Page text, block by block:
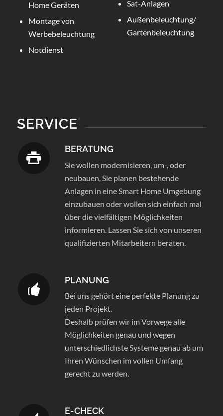
Home Geräten
Montage von
Werbebeleuchtung
Notdienst
Sat-Anlagen
Außenbeleuchtung/
Gartenbeleuchtung
SERVICE
BERATUNG
Sie wollen modernisieren, um-, oder
neubauen, Sie planen bestehende
Anlagen in eine Smart Home Umgebung
einzubauen oder wollen sich einfach mal
über die vielfältigen Möglichkeiten
informieren. Lassen Sie sich von unseren
qualifizierten Mitarbeitern beraten.
PLANUNG
Bei uns gehört eine perfekte Planung zu
jeden Projekt.
Deshalb prüfen wir im Vorwege alle
Möglichkeiten genau und wegen
unterschiedlichste Systeme genau ab um
Ihren Wünschen im vollen Umfang
gerecht zu werden.
E-CHECK